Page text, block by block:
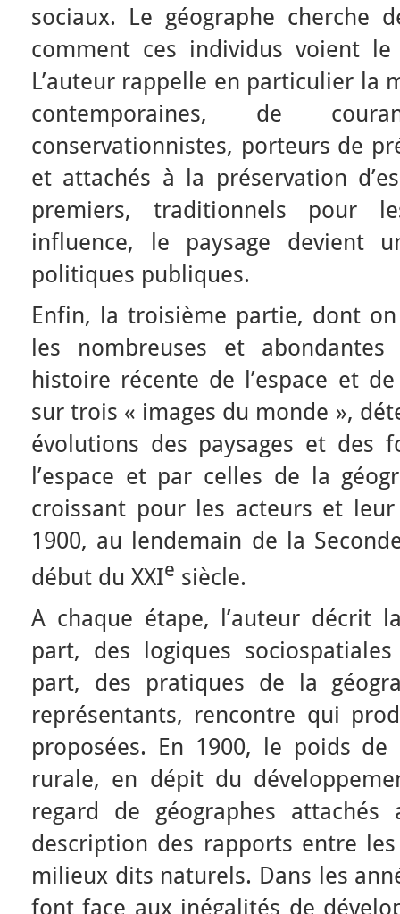
sociaux. Le géographe cherche
comment ces individus voient le
L’auteur rappelle en particulier la
contemporaines, de
conservationnistes, porteurs de
et attachés à la préservation
premiers, traditionnels pour
influence, le paysage devient
politiques publiques.
Enfin, la troisième partie, dont
les nombreuses et
histoire récente de l’espace et
sur trois « images du monde »,
évolutions des paysages et des
l’espace et par celles de la
croissant pour les acteurs et
1900, au lendemain de la
début du XXIe siècle.
A chaque étape, l’auteur décrit
part, des logiques
part, des pratiques de la
représentants, rencontre qui
proposées. En 1900, le poids
rurale, en dépit du
regard de géographes
description des rapports entre
milieux dits naturels. Dans les
font face aux inégalités de